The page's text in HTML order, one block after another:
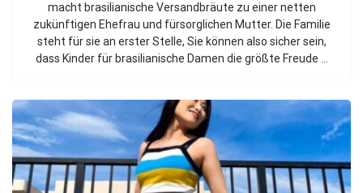
macht brasilianische Versandbräute zu einer netten
zukünftigen Ehefrau und fürsorglichen Mutter. Die Familie
steht für sie an erster Stelle, Sie können also sicher sein,
dass Kinder für brasilianische Damen die größte Freude ...